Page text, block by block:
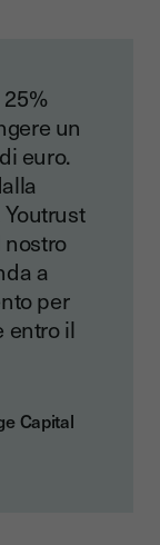
un
euro.
a
per
entro il
Capital